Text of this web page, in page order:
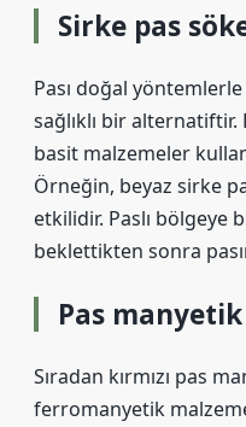
Sirke pas
Pası doğal
sağlıklı bir alternatiftir.
basit malzemeler
Örneğin, beyaz sirke
etkilidir. Paslı bölgeye
beklettikten sonra
Pas
Sıradan kırmızı pas
ferromanyetik